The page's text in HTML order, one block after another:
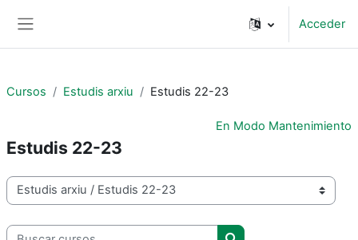
Acceder
Cursos Estudis arxiu Estudis 22-23
En Modo Mantenimiento
Estudis 22-23
Categorías
Buscar cursos